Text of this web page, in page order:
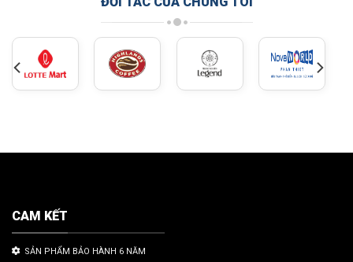
CAM KẾT
SẢN PHẨM BẢO HÀNH 6 NĂM